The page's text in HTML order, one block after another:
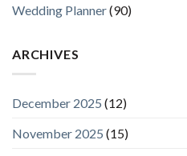
Wedding Planner(90)
ARCHIVES
December 2025 (12)
November 2025 (15)